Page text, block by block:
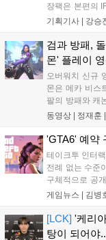
장팩은 본편의
규 참전작과 크
하는 몰입감 있
새로운 가능성을
기획기사 | 강승
검과 방패,
몬' 플레이
오버워치 신규
몬은 메카 비스
팔의 방패와 캐
참격 형태의 궁
산의 영웅들 업
동영상 | 정재훈 |
'GTA6' 예약
테이크투 인터
전례 없는 수준
구체적으로 공
11월 19일 PS5
상 'Grand
이다....
게임뉴스 | 김병
[LCK] '케리
탕이 되어야